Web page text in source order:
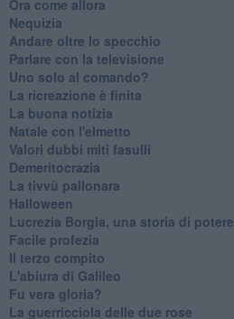
Ora come allora
Nequizia
Andare oltre lo specchio
Parlare con la televisione
Uno solo al comando?
La ricreazione è finita
La buona notizia
Natale con l'elmetto
Valori dubbi miti fasulli
Demeritocrazia
La tivvù pallonara
Halloween
​Lucrezia Borgia, una storia di potere
Facile profezia
Il terzo compito
L'abiura di Galileo
Fu vera gloria?
La guerricciola delle due rose